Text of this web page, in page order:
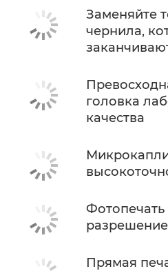
Заменяйте
чернила,
головка
качества
Прямая